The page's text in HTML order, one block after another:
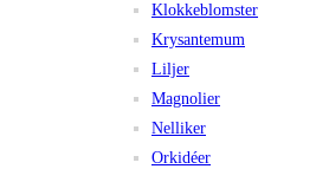
Klokkeblomster
Krysantemum
Liljer
Magnolier
Nelliker
Orkidéer